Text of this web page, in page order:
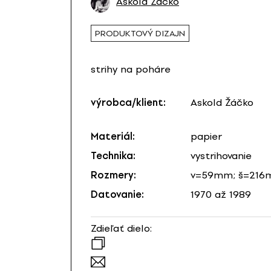
PRODUKTOVÝ DIZAJN
strihy na poháre
výrobca/klient: Askold Žáčko
Materiál:
papier
Technika:
vystrihovanie
Rozmery:
v=59mm;
Datovanie:
1970 až 1989
Zdieľať dielo: